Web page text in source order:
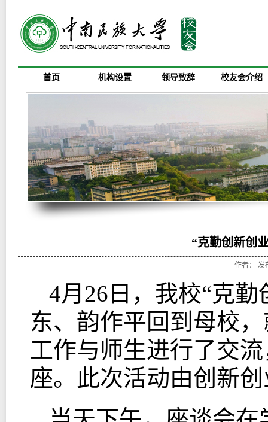
首页 机构设置 领导致辞 校友会介绍
“克勤创新创
作者： 发
4月26日，我校“克
东、韵作平回到母校
工作与师生进行了交
座。此次活动由创新